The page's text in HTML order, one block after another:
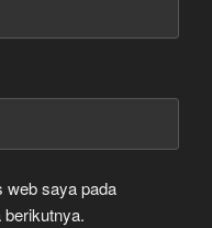
web saya pada